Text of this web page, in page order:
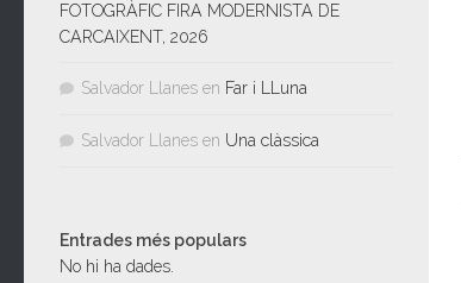
FOTOGRÀFIC FIRA MODERNISTA DE
CARCAIXENT, 2026
Salvador Llanes en Far i LLuna
Salvador Llanes en Una clàssica
Entrades més populars
No hi ha dades.